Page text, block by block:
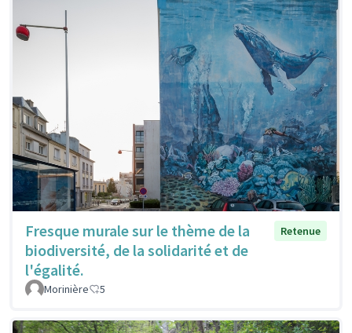
Fresque murale sur le thème de la
biodiversité, de la solidarité et de
l'égalité.
Retenue
Morinière 5